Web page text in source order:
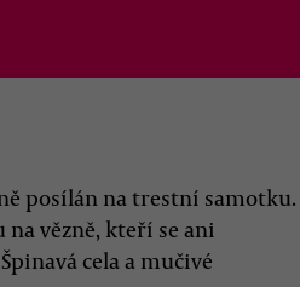
posílán na trestní samotku.
vězně, kteří se ani
cela a mučivé